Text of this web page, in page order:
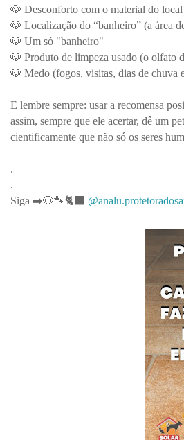
🐶 Desconforto com o material do
🐶 Localização do “banheiro” (a área
🐶 Um só "banheiro"
🐶 Produto de limpeza usado (o olfato
🐶 Medo (fogos, visitas, dias de chuva
E lembre sempre: usar a recomensa
assim, sempre que ele acertar, dê um
cientificamente que não só os seres
.
.
Siga ➡️🐶🐾🐈‍⬛